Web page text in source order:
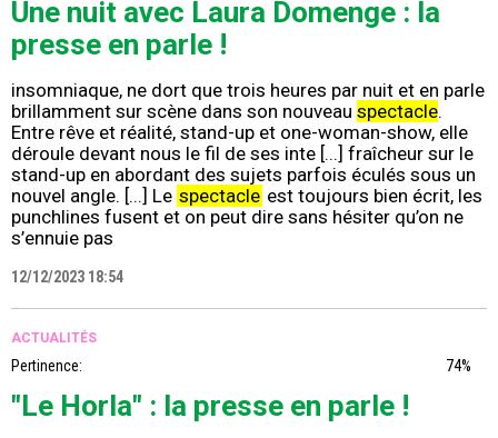
Une nuit avec Laura Domenge : la
presse en parle !
insomniaque, ne dort que trois heures par nuit et en parle
brillamment sur scène dans son nouveau spectacle.
Entre rêve et réalité, stand-up et one-woman-show, elle
déroule devant nous le fil de ses inte [...] fraîcheur sur le
stand-up en abordant des sujets parfois éculés sous un
nouvel angle. [...] Le spectacle est toujours bien écrit, les
punchlines fusent et on peut dire sans hésiter qu’on ne
s’ennuie pas
12/12/2023 18:54
ACTUALITÉS
Pertinence: 74%
"Le Horla" : la presse en parle !